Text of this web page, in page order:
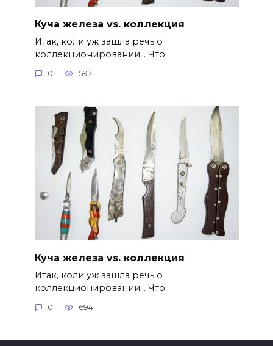
Куча железа vs. коллекция
Итак, коли уж зашла речь о
коллекционировании… Что
0 597
Куча железа vs. коллекция
Итак, коли уж зашла речь о
коллекционировании… Что
0 694